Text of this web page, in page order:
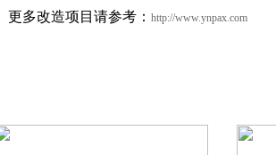
更多改造项目请参考： http://www.ynpax.com